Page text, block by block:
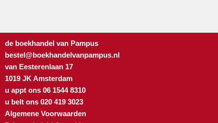
de boekhandel van Pampus
bestel@boekhandelvanpampus.nl
van Eesterenlaan 17
1019 JK Amsterdam
u appt ons 06 1544 8310
u belt ons 020 419 3023
Algemene Voorwaarden